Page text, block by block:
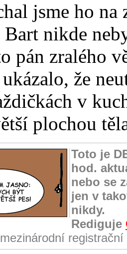
jsme ho na
nikde
pán zralého
že
v
plochou
Toto je
hod.
nebo se
jen v
nikdy.
Rediguje